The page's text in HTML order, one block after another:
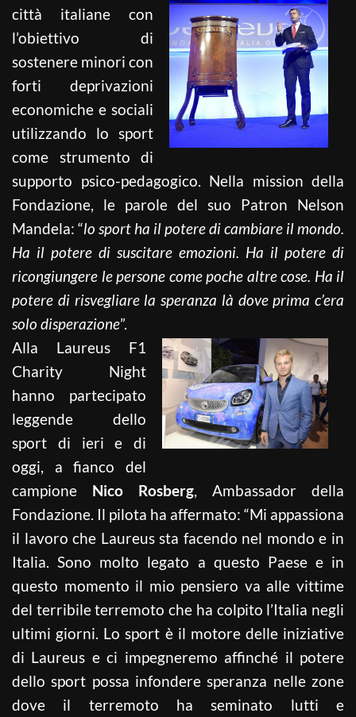
città italiane con
l’obiettivo di
sostenere minori con
forti deprivazioni
economiche e sociali
utilizzando lo sport
come strumento di
supporto psico-pedagogico. Nella mission della
Fondazione, le parole del suo Patron Nelson
Mandela: “lo sport ha il potere di cambiare il mondo.
Ha il potere di suscitare emozioni. Ha il potere di
ricongiungere le persone come poche altre cose. Ha il
potere di risvegliare la speranza là dove prima c’era
solo disperazione”.
Alla Laureus F1
Charity Night
hanno partecipato
leggende dello
sport di ieri e di
oggi, a fianco del
campione Nico Rosberg, Ambassador della
Fondazione. Il pilota ha affermato: “Mi appassiona
il lavoro che Laureus sta facendo nel mondo e in
Italia. Sono molto legato a questo Paese e in
questo momento il mio pensiero va alle vittime
del terribile terremoto che ha colpito l’Italia negli
ultimi giorni. Lo sport è il motore delle iniziative
di Laureus e ci impegneremo affinché il potere
dello sport possa infondere speranza nelle zone
dove il terremoto ha seminato lutti e